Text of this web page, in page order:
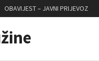
OBAVIJEST – JAVNI PRIJEVOZ